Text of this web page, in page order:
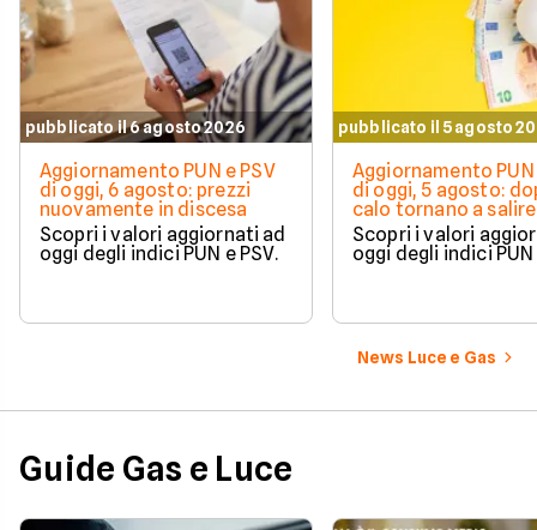
pubblicato il 6 agosto 2026
Aggiornamento PUN e PSV
di oggi, 6 agosto: prezzi
nuovamente in discesa
Scopri i valori aggiornati ad
oggi degli indici PUN e PSV.
pubblicato il 5 agosto
Aggiornamento PUN
di oggi, 5 agosto:
calo tornano a
Scopri i valori
oggi degli indici PUN
News Luce e Gas
Guide Gas e Luce